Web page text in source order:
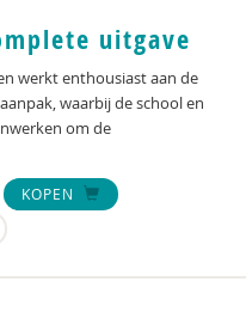
uitgave
werkt enthousiast aan de
waarbij de school en
om de
KOPEN